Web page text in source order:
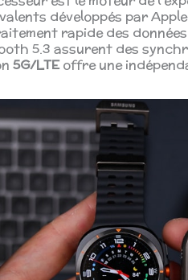
développés par
rapide des
5.3 assurent des
5G/LTEoffre une